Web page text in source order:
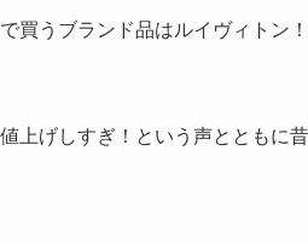
買うブランド品はルイヴィトン
上げしすぎ！という声とともに